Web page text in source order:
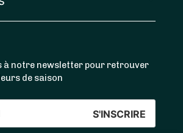
à notre newsletter pour retrouver
de saison